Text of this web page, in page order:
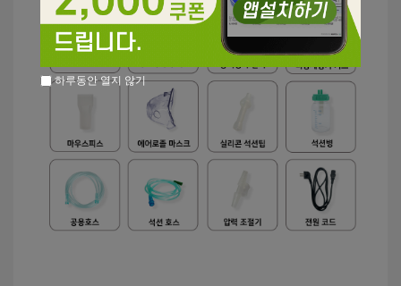
하루동안 열지 않기